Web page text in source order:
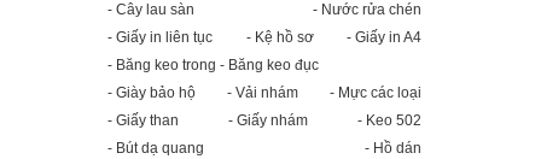
- Cây lau sàn
- Nước rửa chén
- Giấy in liên tục
- Kệ hồ sơ
- Giấy in A4
- Băng keo trong - Băng keo đục
- Giày bảo hộ
- Vải nhám
- Mực các loại
- Giấy than
- Giấy nhám
- Keo 502
- Bút dạ quang
- Hồ dán